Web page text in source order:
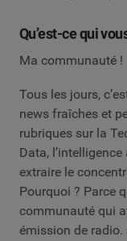
Qu’est-ce qui
Ma communauté !
Tous les jours,
news fraîches et
rubriques sur la
Data,
extraire le
Pourquoi ? Parce
communauté qui
émission de radio.